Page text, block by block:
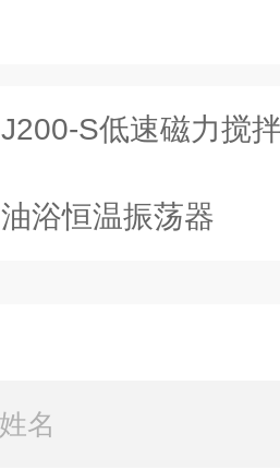
J200-S低速磁力搅
油浴恒温振荡器